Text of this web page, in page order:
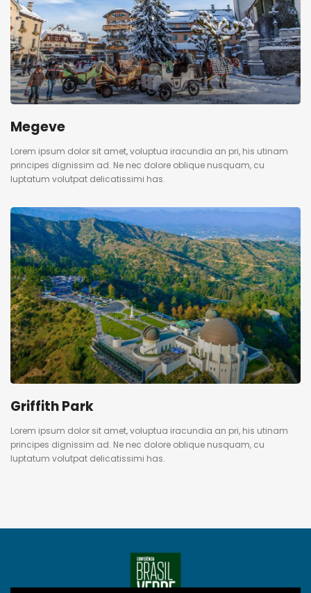
Megeve
Lorem ipsum dolor sit amet, voluptua iracundia an pri, his utinam
principes dignissim ad. Ne nec dolore oblique nusquam, cu
luptatum volutpat delicatissimi has.
Griffith Park
Lorem ipsum dolor sit amet, voluptua iracundia an pri, his utinam
principes dignissim ad. Ne nec dolore oblique nusquam, cu
luptatum volutpat delicatissimi has.